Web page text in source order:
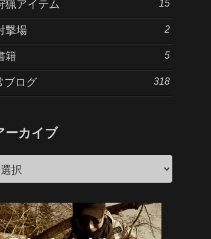
猟アイテム 15
撃場 2
籍 5
ブログ 318
ーカイブ